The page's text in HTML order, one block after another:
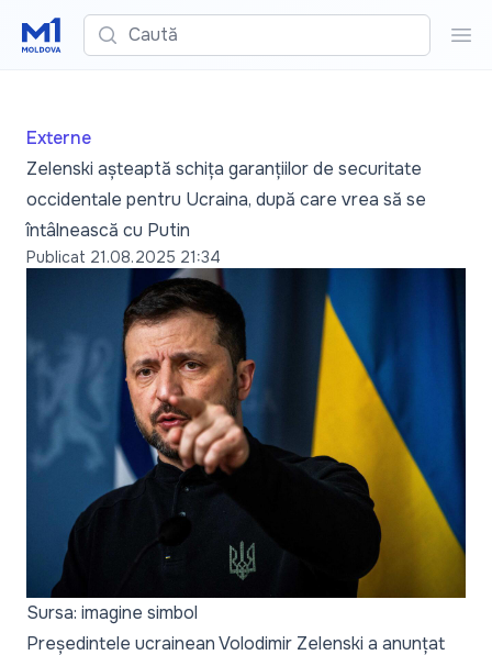
Caută
Externe
Zelenski așteaptă schița garanțiilor de securitate
occidentale pentru Ucraina, după care vrea să se
întâlnească cu Putin
Publicat 21.08.2025 21:34
Sursa: imagine simbol
Președintele ucrainean Volodimir Zelenski a anunțat